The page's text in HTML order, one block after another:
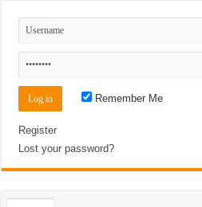
Remember Me
Register
Lost your password?